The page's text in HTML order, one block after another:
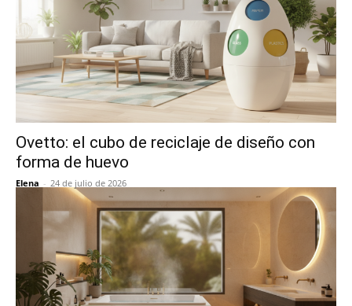
Ovetto: el cubo de reciclaje de diseño con
forma de huevo
Elena - 24 de julio de 2026